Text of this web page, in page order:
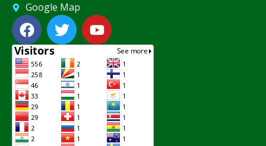
Google Map
F
a
c
e
b
o
o
k
T
w
i
t
t
e
r
Y
o
u